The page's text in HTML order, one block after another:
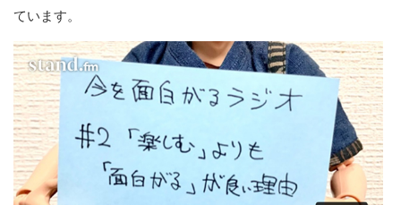
ています。